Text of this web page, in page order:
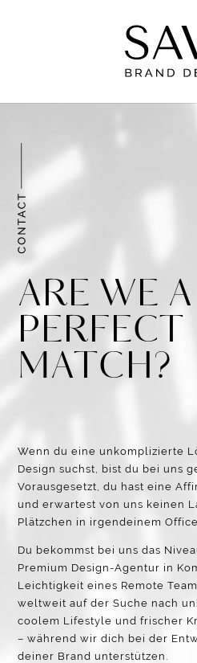
ARE WE A
PERFECT
MATCH?​
Wenn du eine unkomplizierte
Design suchst, bist du bei uns
Vorausgesetzt, du hast eine
und erwartest von uns keinen
Plätzchen in irgendeinem Office.
Du bekommst bei uns das
Premium Design-Agentur in
Leichtigkeit eines Remote
weltweit auf der Suche nach
coolem Lifestyle und frischer
– während wir dich bei der
deiner Brand unterstützen.